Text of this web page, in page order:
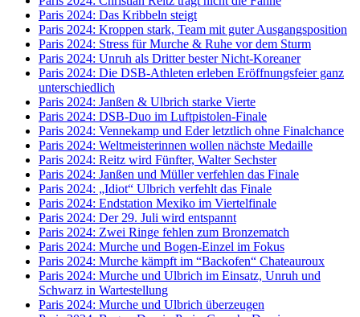
Paris 2024: Das Kribbeln steigt
Paris 2024: Kroppen stark, Team mit guter Ausgangsposition
Paris 2024: Stress für Murche & Ruhe vor dem Sturm
Paris 2024: Unruh als Dritter bester Nicht-Koreaner
Paris 2024: Die DSB-Athleten erleben Eröffnungsfeier ganz
unterschiedlich
Paris 2024: Janßen & Ulbrich starke Vierte
Paris 2024: DSB-Duo im Luftpistolen-Finale
Paris 2024: Vennekamp und Eder letztlich ohne Finalchance
Paris 2024: Weltmeisterinnen wollen nächste Medaille
Paris 2024: Reitz wird Fünfter, Walter Sechster
Paris 2024: Janßen und Müller verfehlen das Finale
Paris 2024: „Idiot“ Ulbrich verfehlt das Finale
Paris 2024: Endstation Mexiko im Viertelfinale
Paris 2024: Der 29. Juli wird entspannt
Paris 2024: Zwei Ringe fehlen zum Bronzematch
Paris 2024: Murche und Bogen-Einzel im Fokus
Paris 2024: Murche kämpft im “Backofen“ Chateauroux
Paris 2024: Murche und Ulbrich im Einsatz, Unruh und
Schwarz in Wartestellung
Paris 2024: Murche und Ulbrich überzeugen